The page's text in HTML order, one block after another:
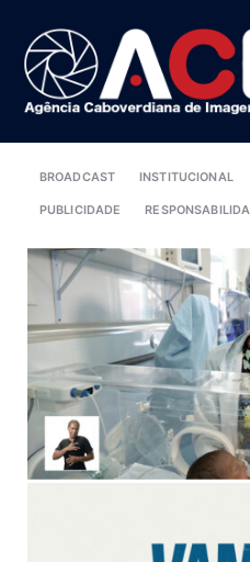
BROADCAST INSTITUCIONAL
PUBLICIDADE